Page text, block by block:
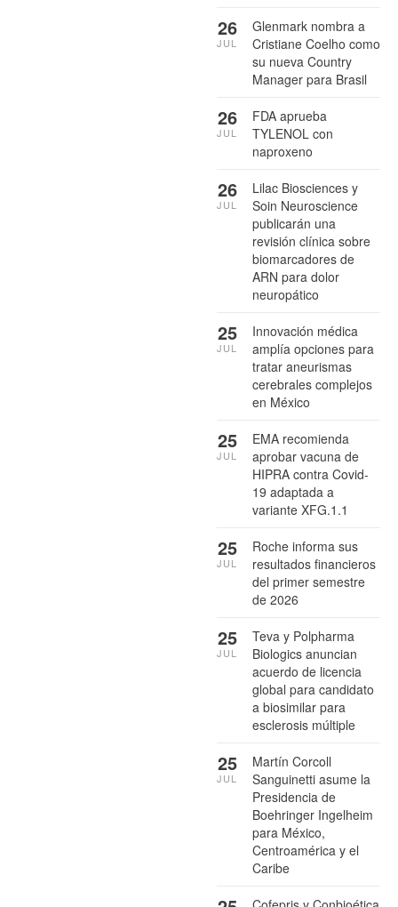
Glenmark nombra a
Cristiane Coelho como
su nueva Country
Manager para Brasil
26
JUL
FDA aprueba
TYLENOL con
naproxeno
26
JUL
Lilac Biosciences y
Soin Neuroscience
publicarán una
revisión clínica sobre
biomarcadores de
ARN para dolor
neuropático
26
JUL
Innovación médica
amplía opciones para
tratar aneurismas
cerebrales complejos
en México
25
JUL
EMA recomienda
aprobar vacuna de
HIPRA contra Covid-
19 adaptada a
variante XFG.1.1
25
JUL
Roche informa sus
resultados financieros
del primer semestre
de 2026
25
JUL
Teva y Polpharma
Biologics anuncian
acuerdo de licencia
global para candidato
a biosimilar para
esclerosis múltiple
25
JUL
Martín Corcoll
Sanguinetti asume la
Presidencia de
Boehringer Ingelheim
para México,
Centroamérica y el
Caribe
25
JUL